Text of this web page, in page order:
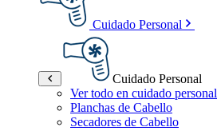
Cuidado Personal
Cuidado Personal
Ver todo en cuidado personal
Planchas de Cabello
Secadores de Cabello